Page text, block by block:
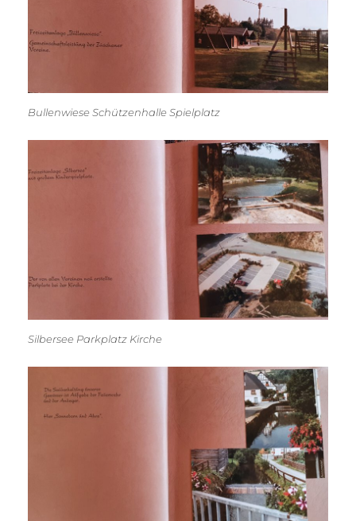
Bullenwiese Schützenhalle Spielplatz
Silbersee Parkplatz Kirche